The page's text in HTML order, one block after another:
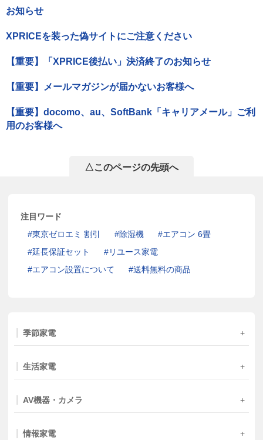
お知らせ
XPRICEを装った偽サイトにご注意ください
【重要】「XPRICE後払い」決済終了のお知らせ
【重要】メールマガジンが届かないお客様へ
【重要】docomo、au、SoftBank「キャリアメール」ご利
用のお客様へ
△このページの先頭へ
注目ワード
東京ゼロエミ 割引
除湿機
エアコン 6畳
延長保証セット
リユース家電
エアコン設置について
送料無料の商品
季節家電
生活家電
AV機器・カメラ
情報家電